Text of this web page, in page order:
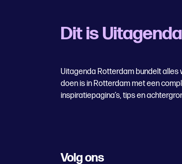
Dit is Uitagenda
Uitagenda Rotterdam bundelt alles
doen is in Rotterdam met een
inspiratiepagina’s, tips en
Volg ons